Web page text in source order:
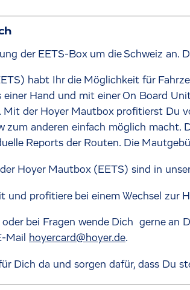
der EETS-Box um die Schweiz
habt Ihr die Möglichkeit für
einer Hand und mit einer On Board
der Hoyer Mautbox profitierst Du
zum anderen einfach möglich
Reports der Routen. Die
Hoyer Mautbox (EETS) sind in
und profitiere bei einem Wechsel zur
bei Fragen wende Dich gerne an
Mail
hoyercard@hoyer.de.
Dich da und sorgen dafür, dass Du